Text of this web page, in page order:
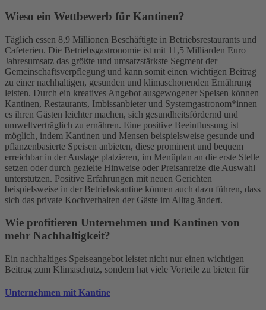
Wieso ein Wettbewerb für Kantinen?
Täglich essen 8,9 Millionen Beschäftigte in Betriebsrestaurants und
Cafeterien. Die Betriebsgastronomie ist mit 11,5 Milliarden Euro
Jahresumsatz das größte und umsatzstärkste Segment der
Gemeinschaftsverpflegung und kann somit einen wichtigen Beitrag
zu einer nachhaltigen, gesunden und klimaschonenden Ernährung
leisten. Durch ein kreatives Angebot ausgewogener Speisen können
Kantinen, Restaurants, Imbissanbieter und Systemgastronom*innen
es ihren Gästen leichter machen, sich gesundheitsfördernd und
umweltverträglich zu ernähren. Eine positive Beeinflussung ist
möglich, indem Kantinen und Mensen beispielsweise gesunde und
pflanzenbasierte Speisen anbieten, diese prominent und bequem
erreichbar in der Auslage platzieren, im Menüplan an die erste Stelle
setzen oder durch gezielte Hinweise oder Preisanreize die Auswahl
unterstützen. Positive Erfahrungen mit neuen Gerichten
beispielsweise in der Betriebskantine können auch dazu führen, dass
sich das private Kochverhalten der Gäste im Alltag ändert.
Wie profitieren Unternehmen und Kantinen von
mehr Nachhaltigkeit?
Ein nachhaltiges Speiseangebot leistet nicht nur einen wichtigen
Beitrag zum Klimaschutz, sondern hat viele Vorteile zu bieten für
Unternehmen mit Kantine